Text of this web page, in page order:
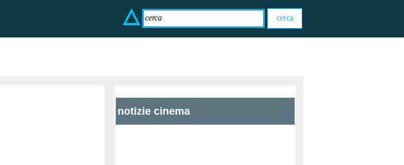
notizie cinema